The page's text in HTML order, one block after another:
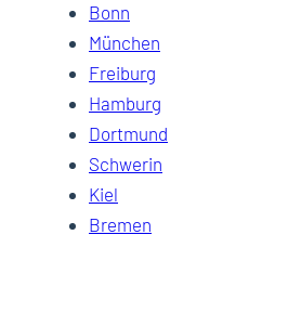
Bonn
München
Freiburg
Hamburg
Dortmund
Schwerin
Kiel
Bremen